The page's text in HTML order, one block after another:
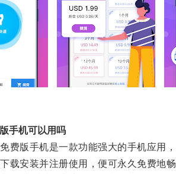
手机可以用吗
版手机是一款功能强大的手机应用，
安装并注册使用，便可永久免费地